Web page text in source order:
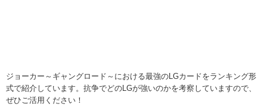
ジョーカー～ギャングロード～における最強のLGカードをランキング形
式で紹介しています。抗争でどのLGが強いのかを考察していますので、
ぜひご活用ください！